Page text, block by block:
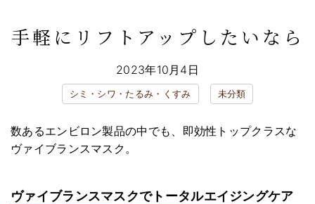
全ての施術メニュー お悩み別メニュー
オンラインカウンセリング
手軽にリフトアップしたいなら
2023年10月4日
シミ・シワ・たるみ・くすみ 未分類
数あるエンビロン製品の中でも、即効性トップクラスな
ヴァイブランスマスク。
ヴァイブランスマスクでトータルエイジングケア